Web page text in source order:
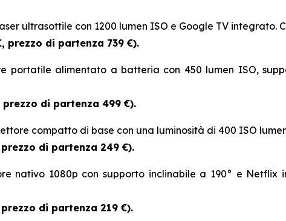
ultrasottile con 1200 lumen ISO e Google TV
prezzo di partenza 739 €).
portatile alimentato a batteria con 450 lumen ISO,
prezzo di partenza 499 €).
compatto di base con una luminosità di 400 ISO
prezzo di partenza 249 €).
nativo 1080p con supporto inclinabile a 190° e
di partenza 219 €).